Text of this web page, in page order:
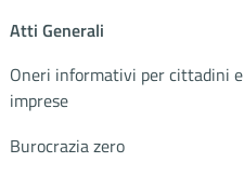
Atti Generali
Oneri informativi per cittadini e
imprese
Burocrazia zero